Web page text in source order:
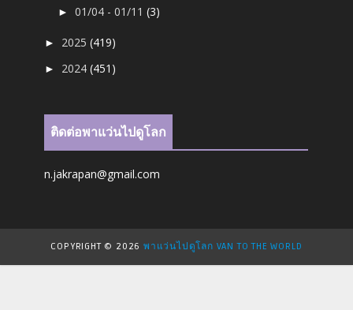
►01/04 - 01/11(3)
► 2025(419)
► 2024(451)
ติดต่อพาแว่นไปดูโลก
n.jakrapan@gmail.com
COPYRIGHT © 2026พาแว่นไปดูโลก VAN TO THE WORLD